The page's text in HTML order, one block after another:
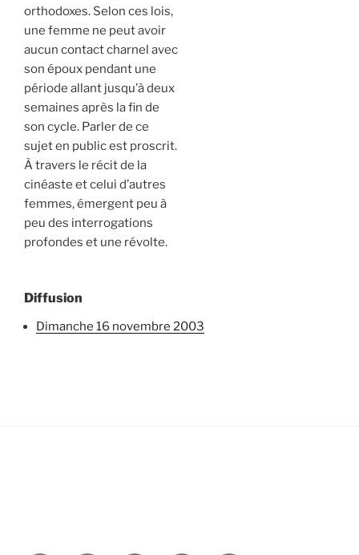
orthodoxes. Selon ces lois,
une femme ne peut avoir
aucun contact charnel avec
son époux pendant une
période allant jusqu’à deux
semaines après la fin de
son cycle. Parler de ce
sujet en public est proscrit.
À travers le récit de la
cinéaste et celui d’autres
femmes, émergent peu à
peu des interrogations
profondes et une révolte.
Diffusion
dimanche 16 novembre 2003